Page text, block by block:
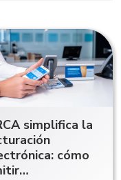
simplifica la
cómo